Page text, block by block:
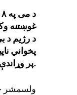
د می په
غوښتنه
درژیم د
پخواني
پرپیاوړی شي.
ولسمشر